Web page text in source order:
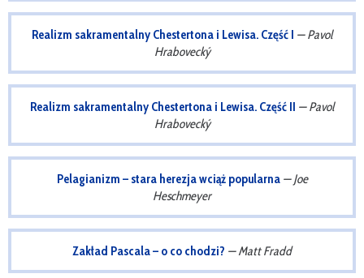
Realizm sakramentalny Chestertona i Lewisa. Część I — Pavol
Hrabovecký
Realizm sakramentalny Chestertona i Lewisa. Część II — Pavol
Hrabovecký
Pelagianizm – stara herezja wciąż popularna — Joe
Heschmeyer
Zakład Pascala – o co chodzi? — Matt Fradd